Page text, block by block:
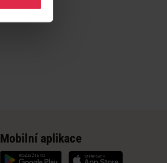
Mobilní aplikace